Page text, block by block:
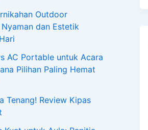
Outdoor
dan Estetik
AC Portable untuk Acara
Pilihan Paling Hemat
Tenang! Review Kipas